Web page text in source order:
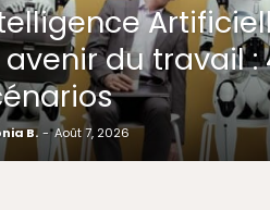
du travail :
B. - Août 7, 2026